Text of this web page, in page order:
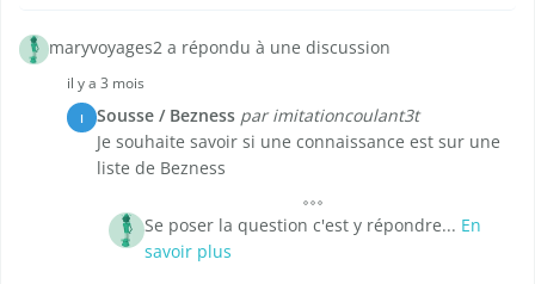
maryvoyages2 a répondu à une discussion
il y a 3 mois
I Sousse / Bezness par imitationcoulant3t
Je souhaite savoir si une connaissance est sur une
liste de Bezness
Se poser la question c'est y répondre... En
savoir plus